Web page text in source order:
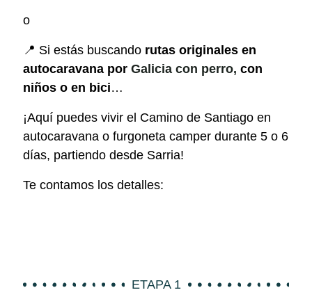
o
📍 Si estás buscando rutas originales en
autocaravana por Galicia con perro, con
niños o en bici…
¡Aquí puedes vivir el Camino de Santiago en
autocaravana o furgoneta camper durante 5 o 6
días, partiendo desde Sarria!
Te contamos los detalles:
ETAPA 1